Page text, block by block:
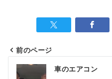
前のページ
車のエアコン